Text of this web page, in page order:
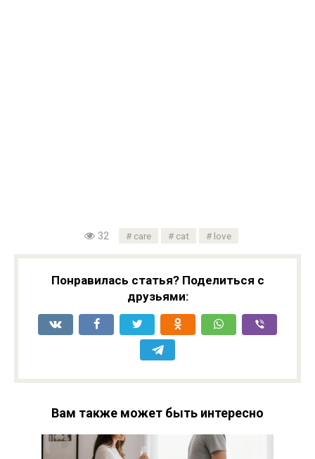
32 care cat love
Понравилась статья? Поделиться с
друзьями:
Вам также может быть интересно